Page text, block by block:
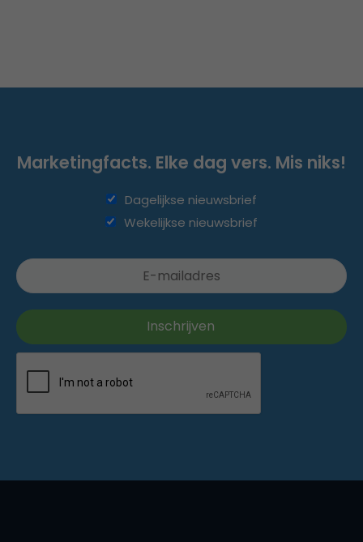
Marketingfacts. Elke dag vers. Mis niks!
Dagelijkse nieuwsbrief
Wekelijkse nieuwsbrief